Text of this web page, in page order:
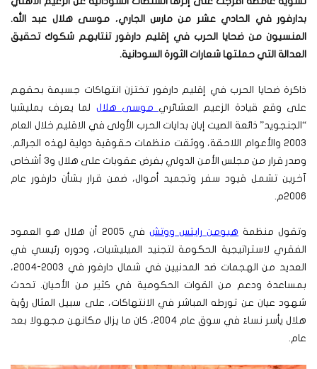
بدارفور في الحادي عشر من مارس الجاري، موسى هلال عبد الله.
المنسيون من ضحايا الحرب في إقليم دارفور تنتابهم شكوك تحقيق
العدالة التي حملتها شعارات الثورة السودانية.
ذاكرة ضحايا الحرب في إقليم دارفور تختزن انتهاكات جسيمة بحقهم
على وقع قيادة الزعيم العشائري موسى هلال لما يعرف بمليشيا
“الجنجويد” ذائعة الصيت إبان بدايات الحرب الأولى في الاقليم خلال العام
2003 والأعوام اللاحقة، ووثقت منظمات حقوقية دولية لهذه الجرائم.
وصدر قرار من مجلس الأمن الدولي بفرض عقوبات على هلال و3 أشخاص
آخرين تشمل قيود سفر وتجميد أموال، ضمن قرار بشأن دارفور عام
2006م.
وتقول منظمة هيومن رايتس ووتش
في 2005 أن هلال هو العمود
الفقري لاستراتيجية الحكومة لتجنيد الميليشيات، ودوره رئيسي في
العديد من الهجمات ضد المدنيين في شمال دارفور في 2003-2004،
بمساعدة ودعم من القوات الحكومية في كثير من الأحيان. تحدث
شهود عيان عن تورطه المباشر في الانتهاكات، على سبيل المثال رؤية
هلال يأسر نساءً في سوق عام 2004، كان ما يزال مكانهن مجهولا بعد
عام.